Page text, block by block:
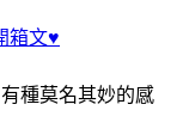
箱文♥
種莫名其妙的感